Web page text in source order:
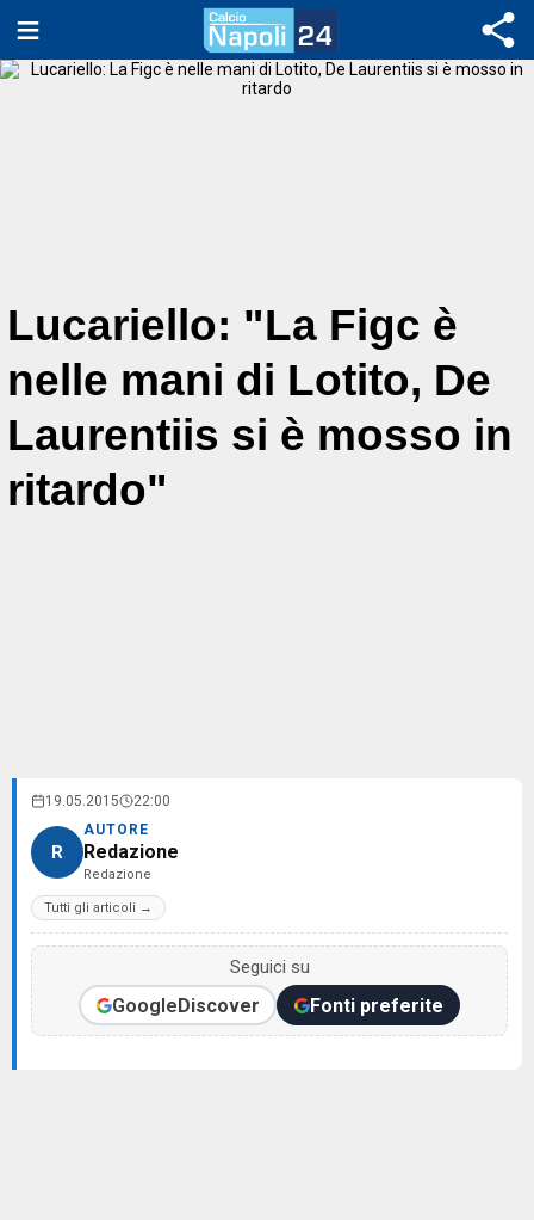
Lucariello: "La Figc è
nelle mani di Lotito, De
Laurentiis si è mosso in
ritardo"
19.05.2015 22:00
R
AUTORE
Redazione
Redazione
Tutti gli articoli →
Seguici su
GoogleDiscover Fonti preferite